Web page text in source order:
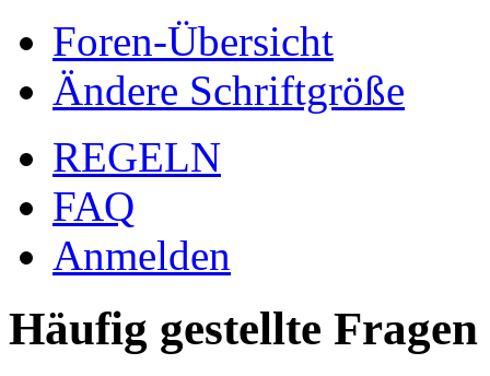
Foren-Übersicht
Ändere Schriftgröße
REGELN
FAQ
Anmelden
Häufig gestellte Fragen